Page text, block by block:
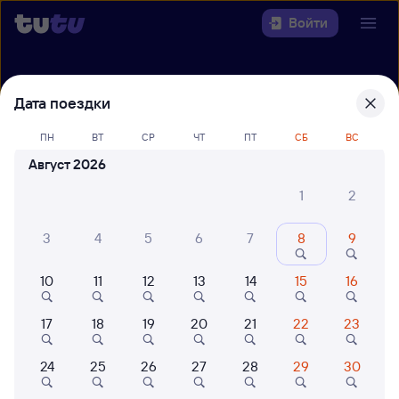
Войти
билеты Узуново — Москва
Павелецкая
Откуда
Кто едет
Найти поезда
Дата поездки
ПН ВТ СР ЧТ ПТ СБ ВС
Август 2026
1
2
3 4 5 6 7 8 9
10 11 12 13 14 15 16
17 18 19 20 21 22 23
24 25 26 27 28 29 30